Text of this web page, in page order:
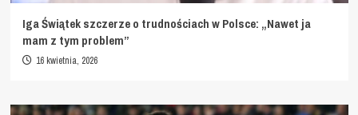
Iga Świątek szczerze o trudnościach w Polsce: „Nawet ja
mam z tym problem”
16 kwietnia, 2026